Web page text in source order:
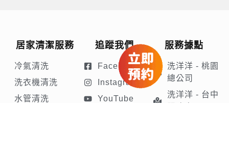
居家清潔服務
冷氣清洗
洗衣機清洗
水管清洗
追蹤我們
Facebook
Instagram
YouTube
服務據點
洗洋洋 - 桃園
總公司
洗洋洋 - 台中